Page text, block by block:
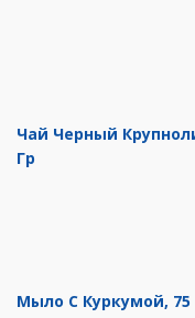
Чай Черный
Гр
Мыло С Куркумой, 75